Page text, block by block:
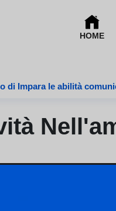
HOME
di Impara le abilità